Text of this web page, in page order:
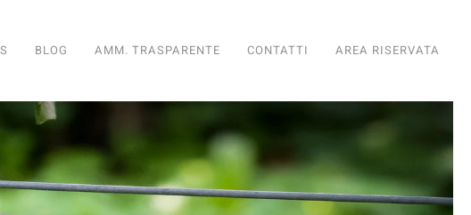
BLOG AMM. TRASPARENTE CONTATTI AREA RISERVATA